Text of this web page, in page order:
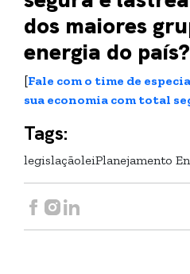
dos maiores
energia do país?
[Fale com o time de
sua economia com total
Tags:
legislaçãoleiPlanejamento